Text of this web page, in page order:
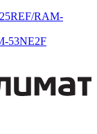
RAM-
53NE2F